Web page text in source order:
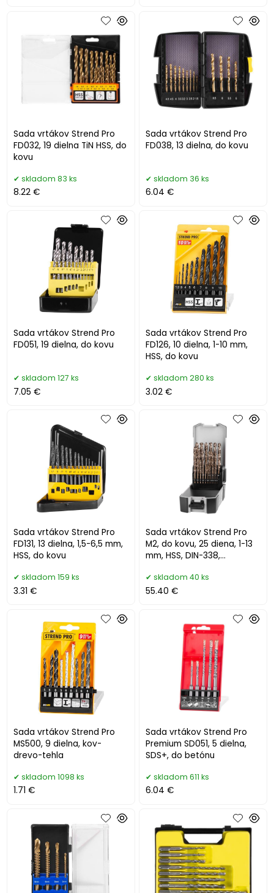
Sada vrtákov Strend Pro
FD032, 19 dielna TiN HSS, do
kovu
skladom 83 ks
8.22 €
Sada vrtákov Strend Pro
FD038, 13 dielna, do kovu
skladom 36 ks
6.04 €
Sada vrtákov Strend Pro
FD051, 19 dielna, do kovu
skladom 127 ks
7.05 €
Sada vrtákov Strend Pro
FD126, 10 dielna, 1-10 mm,
HSS, do kovu
skladom 280 ks
3.02 €
Sada vrtákov Strend Pro
FD131, 13 dielna, 1,5-6,5 mm,
HSS, do kovu
skladom 159 ks
3.31 €
Sada vrtákov Strend Pro
M2, do kovu, 25 diena, 1-13
mm, HSS, DIN-338,
skladom 40 ks
55.40 €
Sada vrtákov Strend Pro
MS500, 9 dielna, kov-
drevo-tehla
skladom 1098 ks
1.71 €
Sada vrtákov Strend Pro
Premium SD051, 5 dielna,
SDS+, do betónu
skladom 611 ks
6.04 €